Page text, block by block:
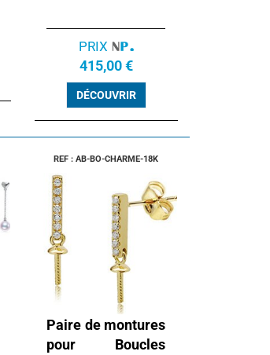
PRIX
415,00 €
DÉCOUVRIR
REF : AB-BO-CHARME-18K
Paire de montures
pour Boucles